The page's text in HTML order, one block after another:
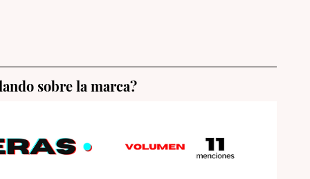
sobre la marca?